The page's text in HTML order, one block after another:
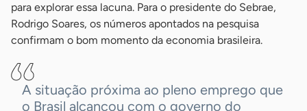
para explorar essa lacuna. Para o presidente do Sebrae,
Rodrigo Soares, os números apontados na pesquisa
confirmam o bom momento da economia brasileira.
A situação próxima ao pleno emprego que
o Brasil alcançou com o governo do